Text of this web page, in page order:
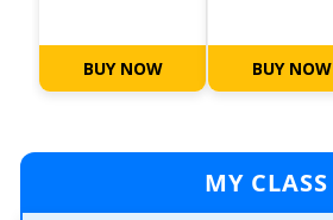
BUY NOW BUY NOW
MY CLASS